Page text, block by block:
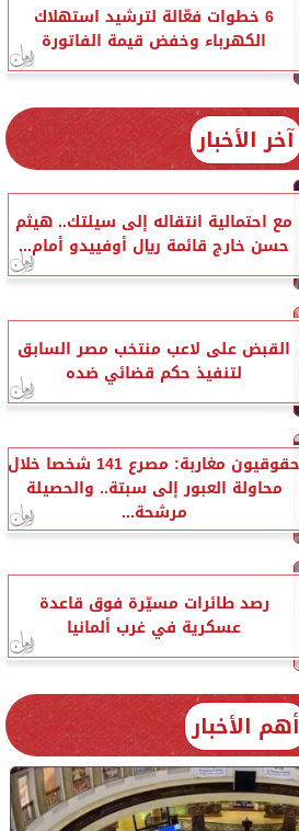
6 خطوات فعّالة لترشيد استهلاك
الكهرباء وخفض قيمة الفاتورة
آخر الأخبار
مع احتمالية انتقاله إلى سيلتك.. هيثم
حسن خارج قائمة ريال أوفييدو أمام...
القبض على لاعب منتخب مصر السابق
لتنفيذ حكم قضائي ضده
حقوقيون مغاربة: مصرع 141 شخصا خلال
محاولة العبور إلى سبتة.. والحصيلة
مرشحة...
رصد طائرات مسيّرة فوق قاعدة
عسكرية في غرب ألمانيا
أهم الأخبار